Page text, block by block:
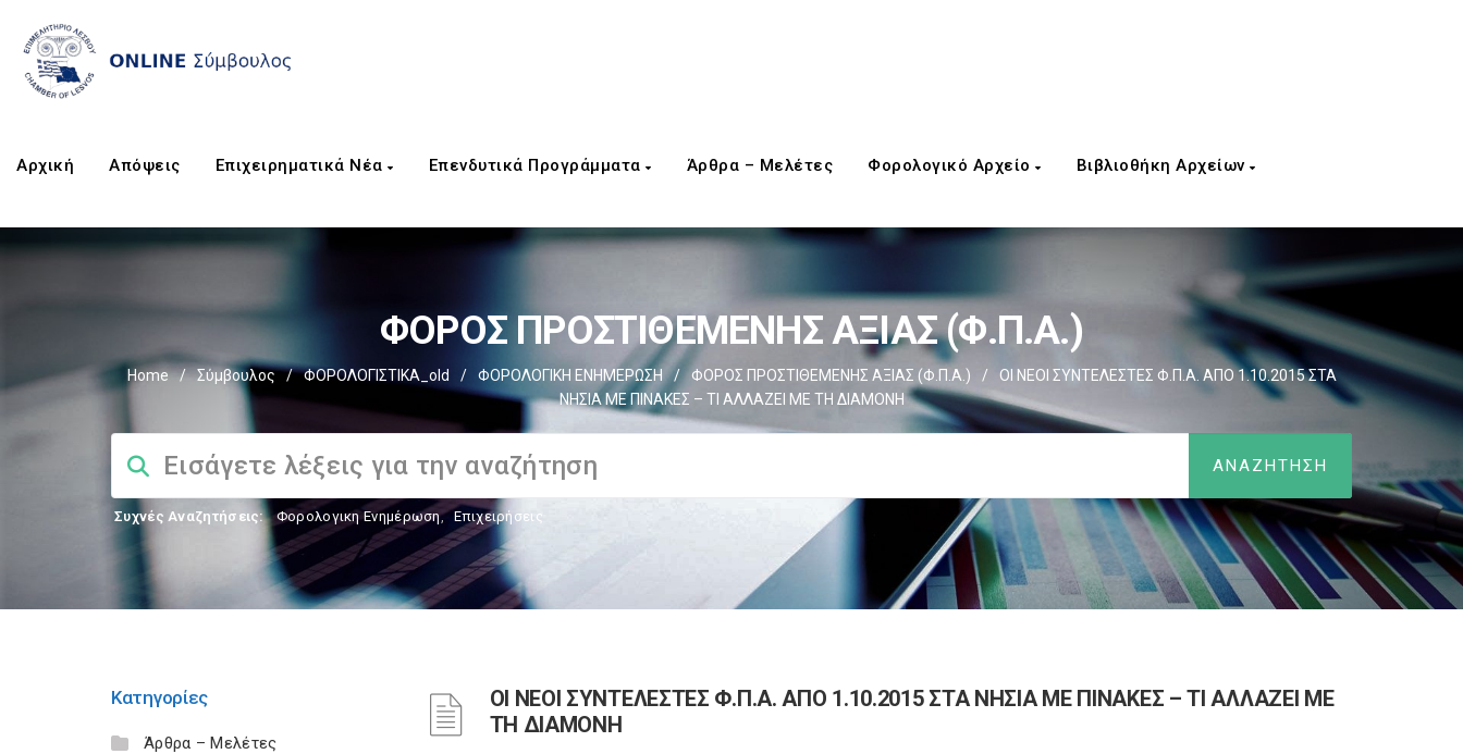
Αρχική Απόψεις Επιχειρηματικά Νέα Επενδυτικά Προγράμματα Άρθρα – Μελέτες Φορολογικό Αρχείο Βιβλιοθήκη Αρχείων
ΦΟΡΟΣ ΠΡΟΣΤΙΘΕΜΕΝΗΣ ΑΞΙΑΣ (Φ.Π.Α.)
Home / Σύμβουλος / ΦΟΡΟΛΟΓΙΣΤΙΚΑ_old / ΦΟΡΟΛΟΓΙΚΗ ΕΝΗΜΕΡΩΣΗ / ΦΟΡΟΣ ΠΡΟΣΤΙΘΕΜΕΝΗΣ ΑΞΙΑΣ (Φ.Π.Α.) /
ΟΙ ΝΕΟΙ ΣΥΝΤΕΛΕΣΤΕΣ Φ.Π.Α. ΑΠΟ 1.10.2015 ΣΤΑ
ΝΗΣΙΑ ΜΕ ΠΙΝΑΚΕΣ – ΤΙ ΑΛΛΑΖΕΙ ΜΕ ΤΗ ΔΙΑΜΟΝΗ
Συχνές Αναζητήσεις: Φορολογικη Ενημέρωση, Επιχειρήσεις
Κατηγορίες
Άρθρα – Μελέτες
ΟΙ ΝΕΟΙ ΣΥΝΤΕΛΕΣΤΕΣ Φ.Π.Α. ΑΠΟ 1.10.2015 ΣΤΑ ΝΗΣΙΑ ΜΕ ΠΙΝΑΚΕΣ – ΤΙ ΑΛΛΑΖΕΙ ΜΕ
ΤΗ ΔΙΑΜΟΝΗ